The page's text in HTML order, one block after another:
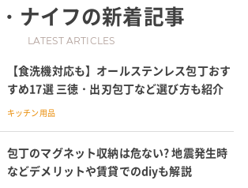
ナイフの新着記事
LATEST ARTICLES
【食洗機対応も】オールステンレス包丁おす
すめ17選 三徳・出刃包丁など選び方も紹介
キッチン用品
包丁のマグネット収納は危ない? 地震発生時
などデメリットや賃貸でのdiyも解説